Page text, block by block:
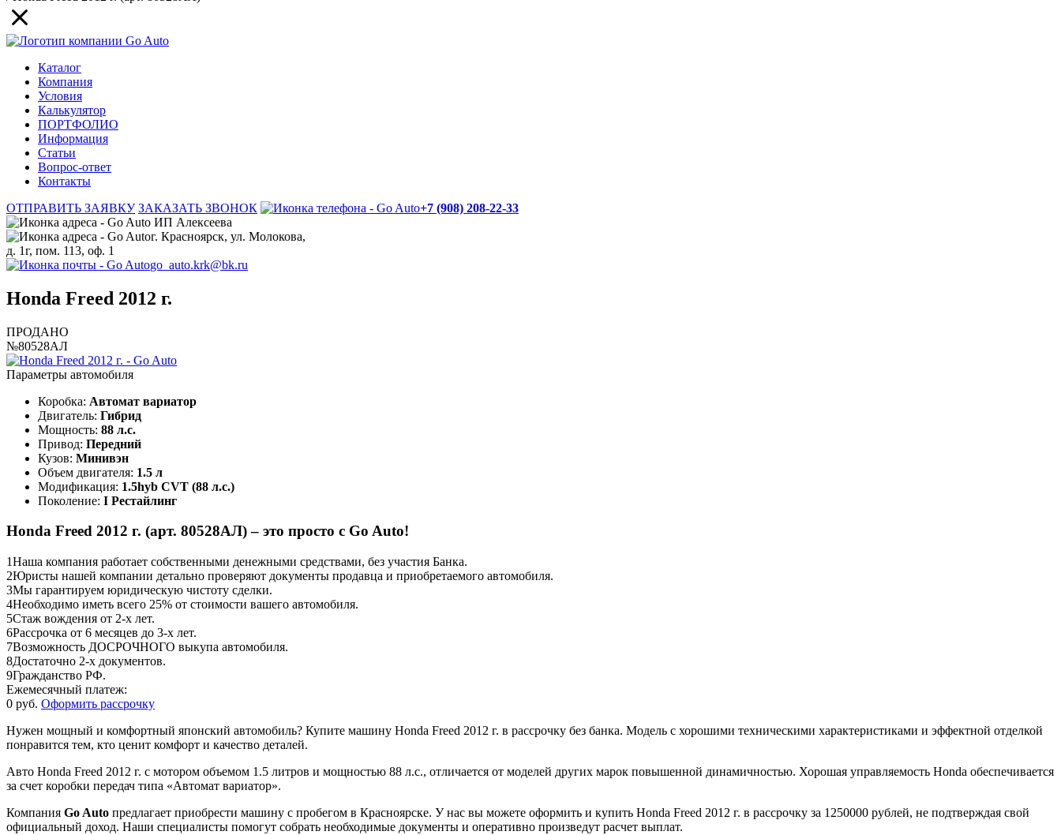
Каталог
Компания
Условия
Калькулятор
ПОРТФОЛИО
Информация
Статьи
Вопрос-ответ
Контакты
ОТПРАВИТЬ ЗАЯВКУ ЗАКАЗАТЬ ЗВОНОК
+7 (908) 208-22-33
ИП Алексеева
г. Красноярск, ул. Молокова,
д. 1г, пом. 113, оф. 1
go_auto.krk@bk.ru
Honda Freed 2012 г.
ПРОДАНО
№80528АЛ
Параметры автомобиля
Коробка: Автомат вариатор
Двигатель: Гибрид
Мощность: 88 л.с.
Привод: Передний
Кузов: Минивэн
Объем двигателя: 1.5 л
Модификация: 1.5hyb CVT (88 л.с.)
Поколение: I Рестайлинг
Honda Freed 2012 г. (арт. 80528АЛ) – это просто с Go Auto!
1Наша компания работает собственными денежными средствами, без участия Банка.
2Юристы нашей компании детально проверяют документы продавца и приобретаемого автомобиля.
3Мы гарантируем юридическую чистоту сделки.
4Необходимо иметь всего 25% от стоимости вашего автомобиля.
5Стаж вождения от 2-х лет.
6Рассрочка от 6 месяцев до 3-х лет.
7Возможность ДОСРОЧНОГО выкупа автомобиля.
8Достаточно 2-х документов.
9Гражданство РФ.
Ежемесячный платеж:
0 руб. Оформить рассрочку
Нужен мощный и комфортный японский автомобиль? Купите машину Honda Freed 2012 г. в рассрочку без банка. Модель с хорошими техническими характеристиками и эффектной отделкой
понравится тем, кто ценит комфорт и качество деталей.
Авто Honda Freed 2012 г. с мотором объемом 1.5 литров и мощностью 88 л.с., отличается от моделей других марок повышенной динамичностью. Хорошая управляемость Honda обеспечивается
за счет коробки передач типа «Автомат вариатор».
Компания Go Auto предлагает приобрести машину с пробегом в Красноярске. У нас вы можете оформить и купить Honda Freed 2012 г. в рассрочку за 1250000 рублей, не подтверждая свой
официальный доход. Наши специалисты помогут собрать необходимые документы и оперативно произведут расчет выплат.